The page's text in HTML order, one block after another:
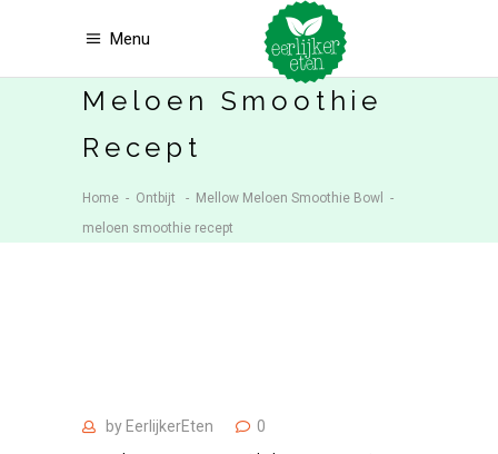
Menu
Meloen Smoothie
Recept
Home - Ontbijt - Mellow Meloen Smoothie Bowl
-
meloen smoothie recept
by EerlijkerEten 0